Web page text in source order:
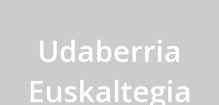
Udaberria
Euskaltegia